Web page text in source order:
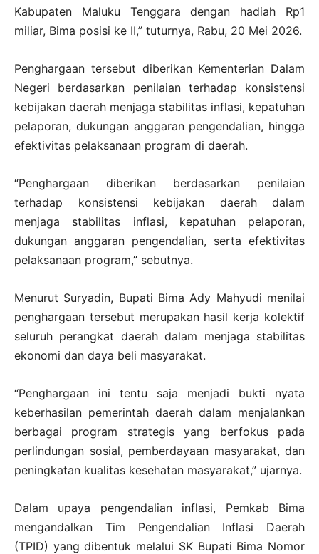
Kabupaten Maluku Tenggara dengan hadiah Rp1
miliar, Bima posisi ke II,” tuturnya, Rabu, 20 Mei 2026.
Penghargaan tersebut diberikan Kementerian Dalam
Negeri berdasarkan penilaian terhadap konsistensi
kebijakan daerah menjaga stabilitas inflasi, kepatuhan
pelaporan, dukungan anggaran pengendalian, hingga
efektivitas pelaksanaan program di daerah.
“Penghargaan diberikan berdasarkan penilaian
terhadap konsistensi kebijakan daerah dalam
menjaga stabilitas inflasi, kepatuhan pelaporan,
dukungan anggaran pengendalian, serta efektivitas
pelaksanaan program,” sebutnya.
Menurut Suryadin, Bupati Bima Ady Mahyudi menilai
penghargaan tersebut merupakan hasil kerja kolektif
seluruh perangkat daerah dalam menjaga stabilitas
ekonomi dan daya beli masyarakat.
“Penghargaan ini tentu saja menjadi bukti nyata
keberhasilan pemerintah daerah dalam menjalankan
berbagai program strategis yang berfokus pada
perlindungan sosial, pemberdayaan masyarakat, dan
peningkatan kualitas kesehatan masyarakat,” ujarnya.
Dalam upaya pengendalian inflasi, Pemkab Bima
mengandalkan Tim Pengendalian Inflasi Daerah
(TPID) yang dibentuk melalui SK Bupati Bima Nomor